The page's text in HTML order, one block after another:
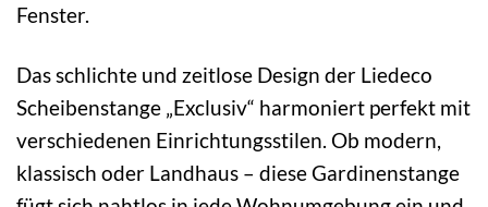
Fenster.
Das schlichte und zeitlose Design der Liedeco
Scheibenstange „Exclusiv“ harmoniert perfekt mit
verschiedenen Einrichtungsstilen. Ob modern,
klassisch oder Landhaus – diese Gardinenstange